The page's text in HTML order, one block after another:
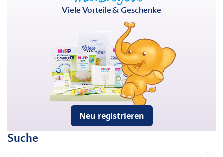
Viele Vorteile & Geschenke
Neu registrieren
Suche